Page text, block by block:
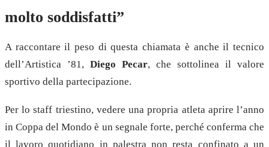
molto soddisfatti”
A raccontare il peso di questa chiamata è anche il tecnico
dell’Artistica ’81, Diego Pecar, che sottolinea il valore
sportivo della partecipazione.
Per lo staff triestino, vedere una propria atleta aprire l’anno
in Coppa del Mondo è un segnale forte, perché conferma che
il lavoro quotidiano in palestra non resta confinato a un